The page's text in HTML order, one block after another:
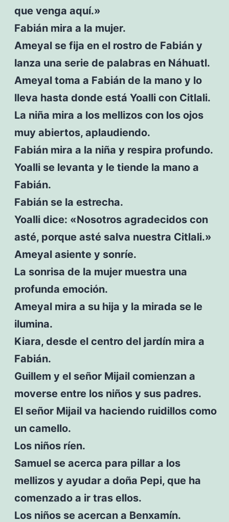
que venga aquí.»
Fabián mira a la mujer.
Ameyal se fija en el rostro de Fabián y
lanza una serie de palabras en Náhuatl.
Ameyal toma a Fabián de la mano y lo
lleva hasta donde está Yoalli con Citlali.
La niña mira a los mellizos con los ojos
muy abiertos, aplaudiendo.
Fabián mira a la niña y respira profundo.
Yoalli se levanta y le tiende la mano a
Fabián.
Fabián se la estrecha.
Yoalli dice: «Nosotros agradecidos con
asté, porque asté salva nuestra Citlali.»
Ameyal asiente y sonríe.
La sonrisa de la mujer muestra una
profunda emoción.
Ameyal mira a su hija y la mirada se le
ilumina.
Kiara, desde el centro del jardín mira a
Fabián.
Guillem y el señor Mijail comienzan a
moverse entre los niños y sus padres.
El señor Mijail va haciendo ruidillos como
un camello.
Los niños ríen.
Samuel se acerca para pillar a los
mellizos y ayudar a doña Pepi, que ha
comenzado a ir tras ellos.
Los niños se acercan a Benxamín.